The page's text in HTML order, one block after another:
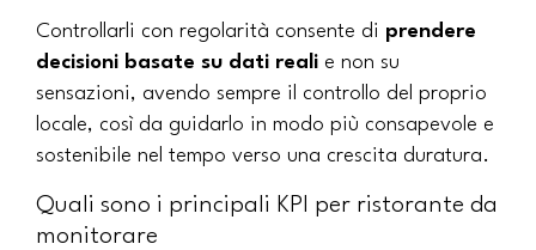
Controllarli con regolarità consente di prendere
decisioni basate su dati reali e non su
sensazioni, avendo sempre il controllo del proprio
locale, così da guidarlo in modo più consapevole e
sostenibile nel tempo verso una crescita duratura.
Quali sono i principali KPI per ristorante da
monitorare